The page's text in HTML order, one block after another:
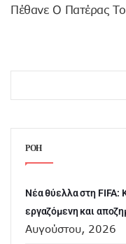
Πέθανε Ο Πατέρας
ΡΟΗ
Νέα θύελλα στη FIFA:
εργαζόμενη και
Αυγούστου, 2026